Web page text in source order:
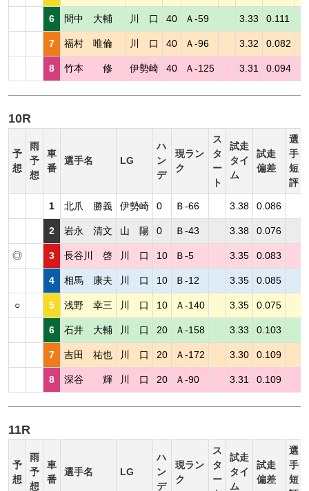
6 間中 大輔 川 口 40 Ａ-59 3.33 0.111
7 福村 唯倫 川 口 40 Ａ-96 3.32 0.082
8 竹本 修 伊勢崎 40 Ａ-125 3.31 0.094
10R
予
想
雨
予
想
車
番
選手名 LG
ハ
ン
デ
現ラン
ク
ス
タ
ー
ト
試走
タイ
ム
試走
偏差
選
手
短
評
1 北爪 勝義 伊勢崎 0 Ｂ-66 3.38 0.086
2 岩永 清文 山 陽 0 Ｂ-43 3.38 0.076
◎ 3 長谷川 啓 川 口 10 Ｂ-5 3.35 0.083
4 相馬 康夫 川 口 10 Ｂ-12 3.35 0.085
○ 5 浅野 幸三 川 口 10 Ａ-140 3.35 0.075
6 石井 大輔 川 口 20 Ａ-158 3.33 0.103
7 吉田 祐也 川 口 20 Ａ-172 3.30 0.109
8 深谷 輝 川 口 20 Ａ-90 3.31 0.109
11R
予
想
雨
予
想
車
番
選手名 LG
ハ
ン
デ
現ラン
ク
ス
タ
ー
試走
タイ
ム
試走
偏差
選
手
短